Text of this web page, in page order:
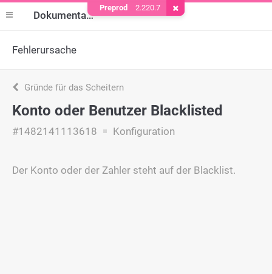
Dokumentation
Fehlerursache
Gründe für das Scheitern
Konto oder Benutzer Blacklisted
#1482141113618 Konfiguration
Der Konto oder der Zahler steht auf der Blacklist.
Preprod 2.220.7 Cookie entfernen